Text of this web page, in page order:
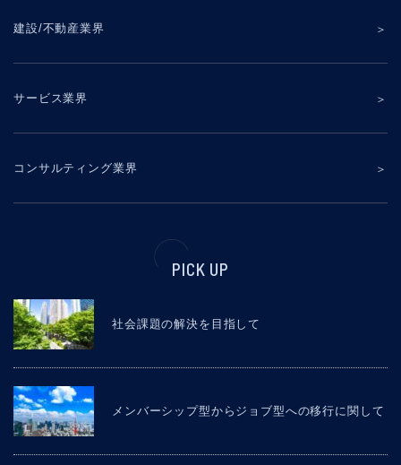
建設/不動産業界
サービス業界
コンサルティング業界
PICK UP
社会課題の解決を目指して
メンバーシップ型からジョブ型への移行に関して